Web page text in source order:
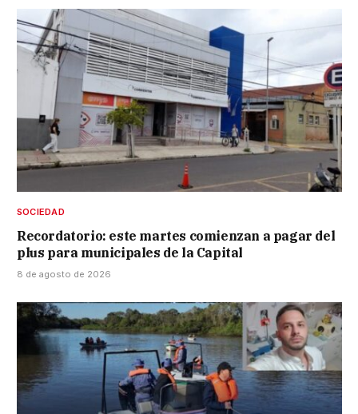
SOCIEDAD
Recordatorio: este martes comienzan a pagar del
plus para municipales de la Capital
8 de agosto de 2026